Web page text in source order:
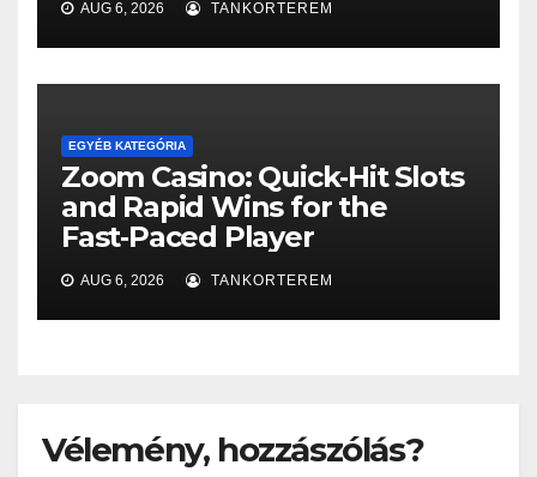
AUG 6, 2026 TANKORTEREM
EGYÉB KATEGÓRIA
Zoom Casino: Quick‑Hit Slots
and Rapid Wins for the
Fast‑Paced Player
AUG 6, 2026 TANKORTEREM
Vélemény, hozzászólás?